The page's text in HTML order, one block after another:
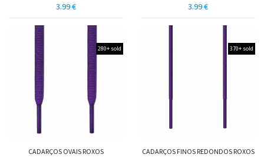
3.99 € 3.99 €
280+ sold
CADARÇOS OVAIS ROXOS
370+ sold
CADARÇOS FINOS REDONDOS ROXOS